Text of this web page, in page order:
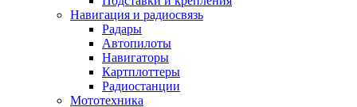
Навигация и радиосвязь
Радары
Автопилоты
Навигаторы
Картплоттеры
Радиостанции
Мототехника